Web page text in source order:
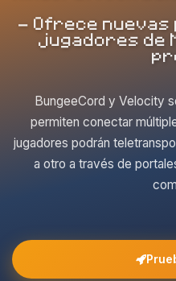
- Ofrece nuevas
jugadores de
BungeeCord y Velocity
permiten conectar
jugadores podrán
a otro a través de